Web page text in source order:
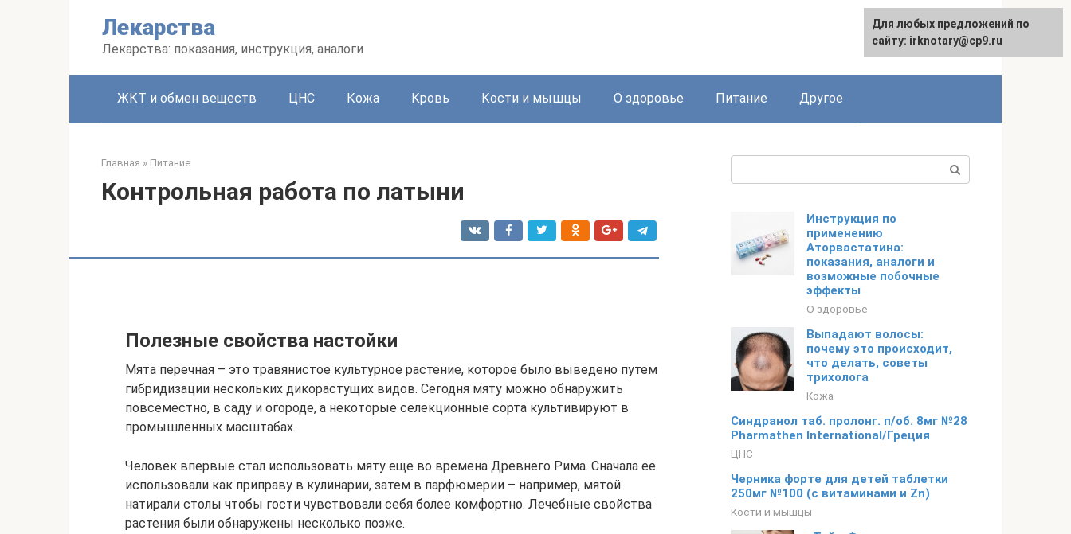
Лекарства
Лекарства: показания, инструкция, аналоги
ЖКТ и обмен веществ ЦНС Кожа Кровь Кости и мышцы О здоровье Питание Другое
Главная » Питание
Контрольная работа по латыни
Полезные свойства настойки
Мята перечная – это травянистое культурное растение, которое было выведено путем
гибридизации нескольких дикорастущих видов. Сегодня мяту можно обнаружить
повсеместно, в саду и огороде, а некоторые селекционные сорта культивируют в
промышленных масштабах.
Человек впервые стал использовать мяту еще во времена Древнего Рима. Сначала ее
использовали как приправу в кулинарии, затем в парфюмерии – например, мятой
натирали столы чтобы гости чувствовали себя более комфортно. Лечебные свойства
растения были обнаружены несколько позже.
Инструкция по
применению
Аторвастатина:
показания, аналоги и
возможные побочные
эффекты
О здоровье
Выпадают волосы:
почему это происходит,
что делать, советы
трихолога
Кожа
Синдранол таб. пролонг. п/об. 8мг №28
Pharmathen International/Греция
ЦНС
Черника форте для детей таблетки
250мг №100 (с витаминами и Zn)
Кости и мышцы
Для любых предложений по
сайту: irknotary@cp9.ru